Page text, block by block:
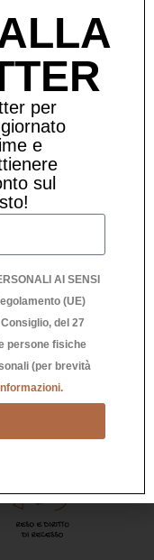
per
e
sul
AI SENSI
(UE)
del 27
persone fisiche
(per brevità